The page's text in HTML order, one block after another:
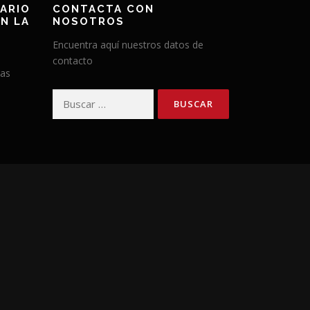
LA
CONTACTA CON
NOSOTROS
Encuentra aquí nuestros datos de
contacto